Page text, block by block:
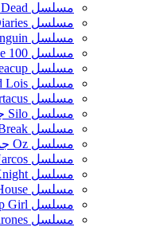
مسلسل The Walking Dead جميع المواسم
مسلسل The Vampire Diaries جميع المواسم
مسلسل The Penguin جميع المواسم
مسلسل The 100 جميع المواسم
مسلسل Teacup جميع المواسم
مسلسل Superman and Lois جميع المواسم
مسلسل Spartacus جميع المواسم
مسلسل Silo جميع المواسم
مسلسل Prison Break جميع المواسم
مسلسل Oz جميع المواسم
مسلسل Narcos جميع المواسم
مسلسل Moon Knight جميع المواسم
مسلسل House جميع المواسم
مسلسل Gossip Girl جميع المواسم
مسلسل Game of Thrones جميع المواسم